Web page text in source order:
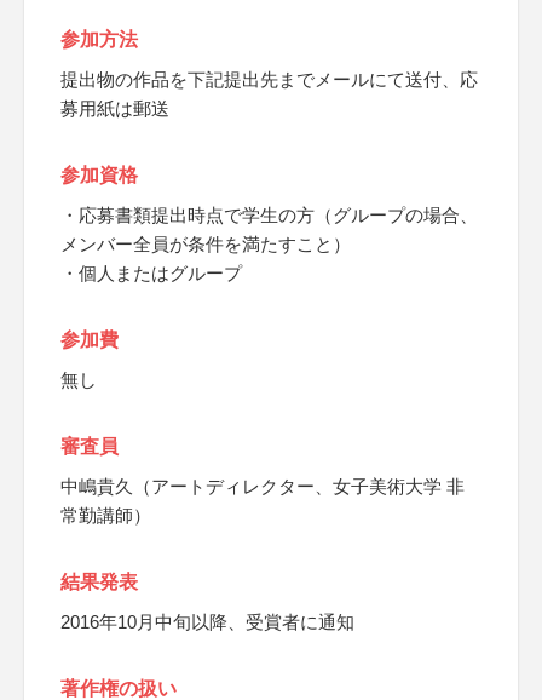
参加方法
提出物の作品を下記提出先までメールにて送付、応
募用紙は郵送
参加資格
・応募書類提出時点で学生の方（グループの場合、
メンバー全員が条件を満たすこと）
・個人またはグループ
参加費
無し
審査員
中嶋貴久（アートディレクター、女子美術大学 非
常勤講師）
結果発表
2016年10月中旬以降、受賞者に通知
著作権の扱い